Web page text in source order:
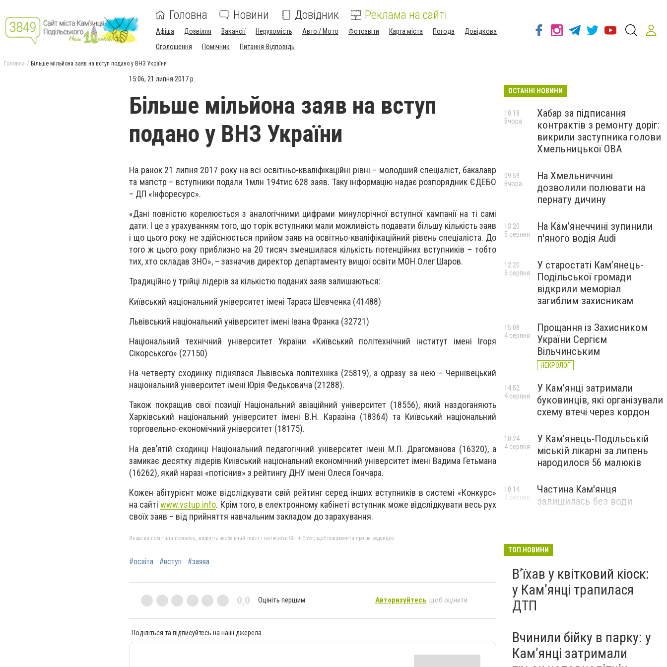
Головна Новини Довідник Реклама на сайті
Афіша Дозвілля Вакансії Нерухомість Авто / Мото Фотозвіти Карта міста Погода
Довідкова
Оголошення
Помічник Питання-Відповідь
Головна Більше мільйона заяв на вступ подано у ВНЗ України
15:06, 21 липня 2017 р.
Більше мільйона заяв на вступ
подано у ВНЗ України
На ранок 21 липня 2017 року на всі освітньо-кваліфікаційні рівні – молодший спеціаліст, бакалавр
та магістр – вступники подали 1млн 194тис 628 заяв. Таку інформацію надає розпорядник ЄДЕБО
– ДП «Інфоресурс».
«Дані повністю корелюється з аналогічними цифрами минулорічної вступної кампанії на ті самі
дати. І це з урахуванням того, що торік вступники мали можливість подавати більшу кількість заяв
і що цього року не здійснюється прийом заяв на освітньо-кваліфікаційний рівень спеціаліста. До
того ж цього року приблизно на 20 тисяч зменшилася кількість потенційних вступників – тобто
тих, хто складав ЗНО», – зазначив директор департаменту вищої освіти МОН Олег Шаров.
Традиційно у трійці лідерів за кількістю поданих заяв залишаються:
Київський національний університет імені Тараса Шевченка (41488)
Львівський національний університет імені Івана Франка (32721)
Національний технічний університет України «Київський політехнічний інститут імені Ігоря
Сікорського» (27150)
На четверту сходинку піднялася Львівська політехніка (25819), а одразу за нею – Чернівецький
національний університет імені Юрія Федьковича (21288).
Також покращив свої позиції Національний авіаційний університет (18556), який наздоганяють
Харківський національний університет імені В.Н. Каразіна (18364) та Київський національний
торговельно-економічний університет (18175).
На дев’ятій сходинці Національний педагогічний університет імені М.П. Драгоманова (16320), а
замикає десятку лідерів Київський національний економічний університет імені Вадима Гетьмана
(16262), який наразі «потіснив» з рейтингу ДНУ імені Олеся Гончара.
Кожен абітурієнт може відслідкувати свій рейтинг серед інших вступників в системі «Конкурс»
на сайтіwww.vstup.info. Крім того, в електронному кабінеті вступник може відслідкувати весь рух
своїх заяв – від прийняття навчальним закладом до зарахування.
Якщо ви помітили помилку, виділіть необхідний текст і натисніть Ctrl + Enter, щоб повідомити про це редакцію
#освіта #вступ #заява
0,0 Оцініть першим Авторизуйтесь, щоб оцінити
Поділіться та підписуйтесь на наші джерела
ОСТАННІ НОВИНИ
Хабар за підписання
контрактів з ремонту доріг:
викрили заступника голови
Хмельницької ОВА
10:18
Вчора
На Хмельниччині
дозволили полювати на
пернату дичину
09:59
Вчора
На Камʼянеччині зупинили
п'яного водія Audi
13:20
5 серпня
У старостаті Кам’янець-
Подільської громади
відкрили меморіал
загиблим захисникам
12:20
5 серпня
Прощання із Захисником
України Сергієм
Вільчинським
НЕКРОЛОГ
15:08
4 серпня
У Кам’янці затримали
буковинців, які організували
схему втечі через кордон
14:52
4 серпня
У Кам’янець-Подільській
міській лікарні за липень
народилося 56 малюків
10:24
4 серпня
Частина Кам'янця
залишилась без води
10:14
4 серпня
ТОП НОВИНИ
Вʼїхав у квітковий кіоск:
у Камʼянці трапилася
ДТП
Вчинили бійку в парку: у
Кам’янці затримали